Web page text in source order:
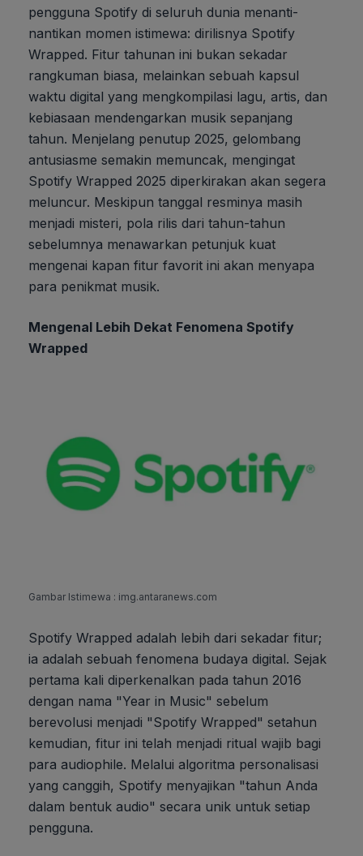
pengguna Spotify di seluruh dunia menanti-
nantikan momen istimewa: dirilisnya Spotify
Wrapped. Fitur tahunan ini bukan sekadar
rangkuman biasa, melainkan sebuah kapsul
waktu digital yang mengkompilasi lagu, artis, dan
kebiasaan mendengarkan musik sepanjang
tahun. Menjelang penutup 2025, gelombang
antusiasme semakin memuncak, mengingat
Spotify Wrapped 2025 diperkirakan akan segera
meluncur. Meskipun tanggal resminya masih
menjadi misteri, pola rilis dari tahun-tahun
sebelumnya menawarkan petunjuk kuat
mengenai kapan fitur favorit ini akan menyapa
para penikmat musik.
Mengenal Lebih Dekat Fenomena Spotify
Wrapped
Gambar Istimewa : img.antaranews.com
Spotify Wrapped adalah lebih dari sekadar fitur;
ia adalah sebuah fenomena budaya digital. Sejak
pertama kali diperkenalkan pada tahun 2016
dengan nama "Year in Music" sebelum
berevolusi menjadi "Spotify Wrapped" setahun
kemudian, fitur ini telah menjadi ritual wajib bagi
para audiophile. Melalui algoritma personalisasi
yang canggih, Spotify menyajikan "tahun Anda
dalam bentuk audio" secara unik untuk setiap
pengguna.